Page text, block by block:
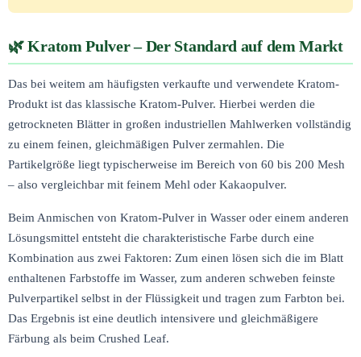
Kratom Pulver – Der Standard auf dem Markt
Das bei weitem am häufigsten verkaufte und verwendete Kratom-
Produkt ist das klassische Kratom-Pulver. Hierbei werden die
getrockneten Blätter in großen industriellen Mahlwerken vollständig
zu einem feinen, gleichmäßigen Pulver zermahlen. Die
Partikelgröße liegt typischerweise im Bereich von 60 bis 200 Mesh
– also vergleichbar mit feinem Mehl oder Kakaopulver.
Beim Anmischen von Kratom-Pulver in Wasser oder einem anderen
Lösungsmittel entsteht die charakteristische Farbe durch eine
Kombination aus zwei Faktoren: Zum einen lösen sich die im Blatt
enthaltenen Farbstoffe im Wasser, zum anderen schweben feinste
Pulverpartikel selbst in der Flüssigkeit und tragen zum Farbton bei.
Das Ergebnis ist eine deutlich intensivere und gleichmäßigere
Färbung als beim Crushed Leaf.